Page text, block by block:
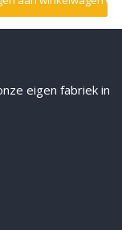
eigen fabriek in